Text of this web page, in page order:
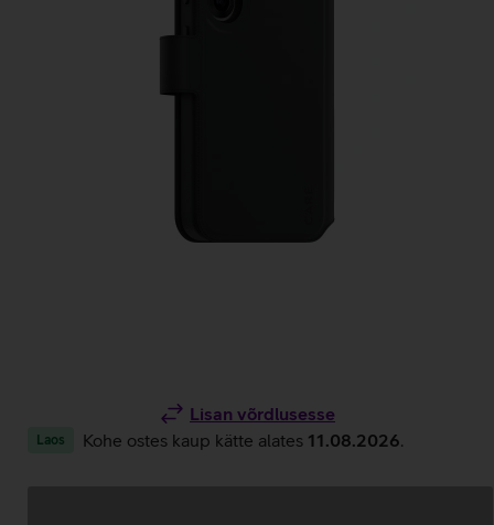
Lisan võrdlusesse
Laos Kohe ostes kaup kätte alates 11.08.2026